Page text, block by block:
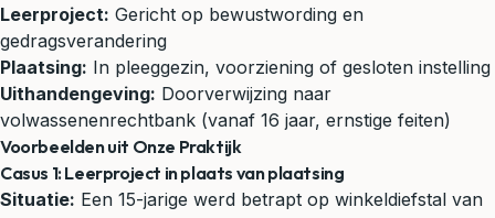
Leerproject: Gericht op bewustwording en
gedragsverandering
Plaatsing: In pleeggezin, voorziening of gesloten instelling
Uithandengeving: Doorverwijzing naar
volwassenenrechtbank (vanaf 16 jaar, ernstige feiten)
Voorbeelden uit Onze Praktijk
Casus 1: Leerproject in plaats van plaatsing
Situatie: Een 15-jarige werd betrapt op winkeldiefstal van